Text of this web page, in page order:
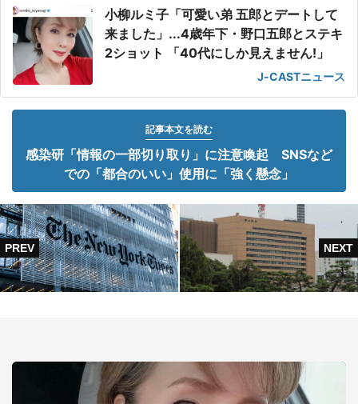
小柳ルミ子「可愛い弟 五郎とデートして
来ました」...4歳年下・野口五郎とステキ
2ショット 「40代にしか見えません!」
J-CASTニュース
記事本文を読む
感染研「情報の一部切り取り」に注意喚起 SNSなど
での「都合のいい」使用に「強く懸念」